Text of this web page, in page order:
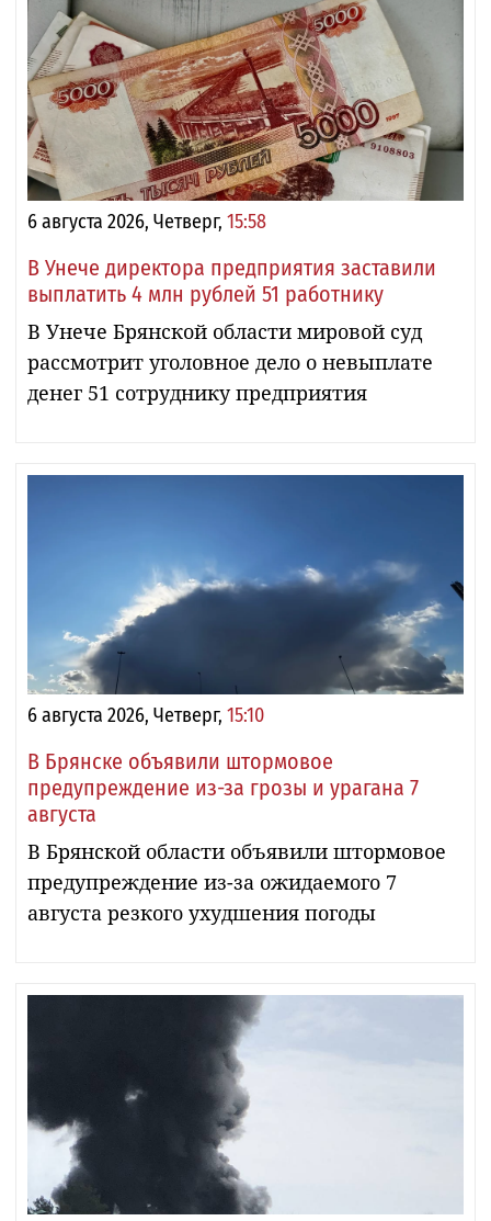
6 августа 2026, Четверг, 15:58
В Унече директора предприятия заставили
выплатить 4 млн рублей 51 работнику
В Унече Брянской области мировой суд
рассмотрит уголовное дело о невыплате
денег 51 сотруднику предприятия
6 августа 2026, Четверг, 15:10
В Брянске объявили штормовое
предупреждение из-за грозы и урагана 7
августа
В Брянской области объявили штормовое
предупреждение из-за ожидаемого 7
августа резкого ухудшения погоды